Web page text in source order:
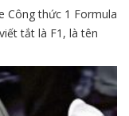
Công thức 1 Formula
tắt là F1, là tên